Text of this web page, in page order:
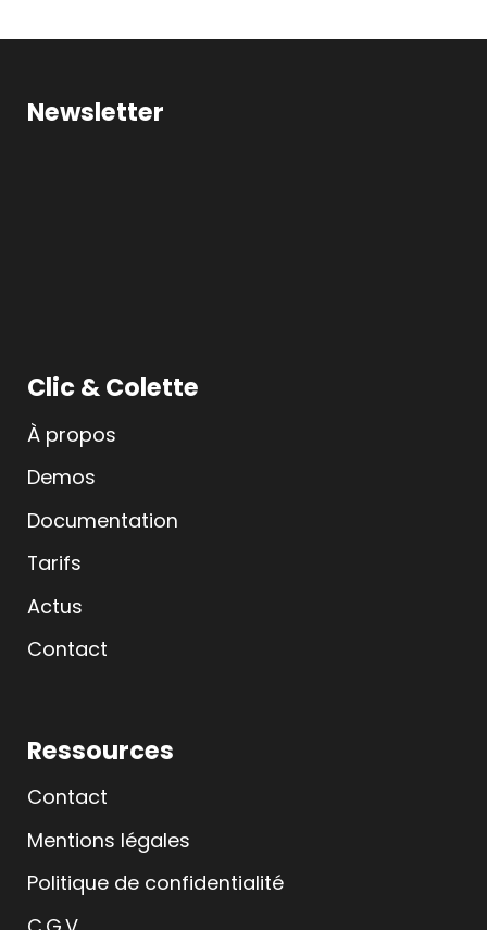
Newsletter
Clic & Colette
À propos
Demos
Documentation
Tarifs
Actus
Contact
Ressources
Contact
Mentions légales
Politique de confidentialité